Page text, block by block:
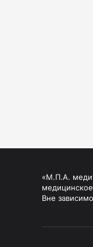
«М.П.А.
Вне